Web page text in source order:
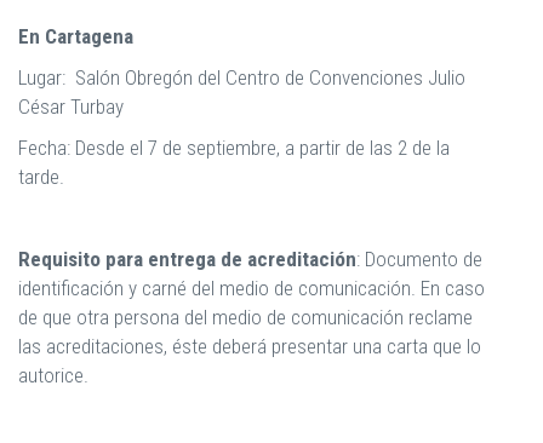
En Cartagena
Lugar: Salón Obregón del Centro de Convenciones Julio
César Turbay
Fecha: Desde el 7 de septiembre, a partir de las 2 de la
tarde.
Requisito para entrega de acreditación: Documento de
identificación y carné del medio de comunicación. En caso
de que otra persona del medio de comunicación reclame
las acreditaciones, éste deberá presentar una carta que lo
autorice.